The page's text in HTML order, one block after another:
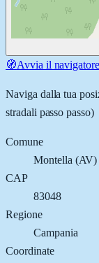
🧭Avvia il navigatore
Naviga dalla tua
stradali passo passo)
Comune
Montella (AV)
CAP
83048
Regione
Campania
Coordinate